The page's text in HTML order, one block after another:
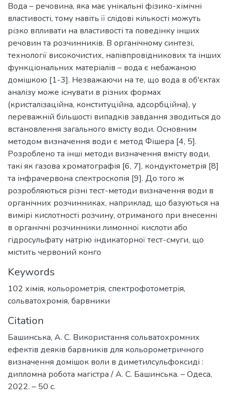
Вода – речовина, яка має унікальні фізико-хімічні
властивості, тому навіть її слідові кількості можуть
різко впливати на властивості та поведінку інших
речовин та розчинників. В органічному синтезі,
технології високочистих, напівпровідникових та інших
функціональних матеріалів – вода є небажаною
домішкою [1-3]. Незважаючи на те, що вода в об'єктах
аналізу може існувати в різних формах
(кристалізаційна, конституційна, адсорбційна), у
переважній більшості випадків завдання зводиться до
встановлення загального вмісту води. Основним
методом визначення води є метод Фішера [4, 5].
Розроблено та інші методи визначення вмісту води,
такі як газова хроматографія [6, 7], кондуктометрія [8]
та інфрачервона спектроскопія [9]. До того ж
розробляються різні тест-методи визначення води в
органічних розчинниках, наприклад, що базуються на
вимірі кислотності розчину, отриманого при внесенні
в органічні розчинники лимонної кислоти або
гідросульфату натрію індикаторної тест-смуги, що
містить червоний конго
Keywords
102 хімія, кольорометрія, спектрофотометрія,
сольватохромія, барвники
Citation
Башинська, А. С. Використання сольватохромних
ефектів деяків барвників для кольорометричного
визначення домішок воли в диметилсульфоксиді :
дипломна робота магістра / А. С. Башинська. – Одеса,
2022. – 50 с.